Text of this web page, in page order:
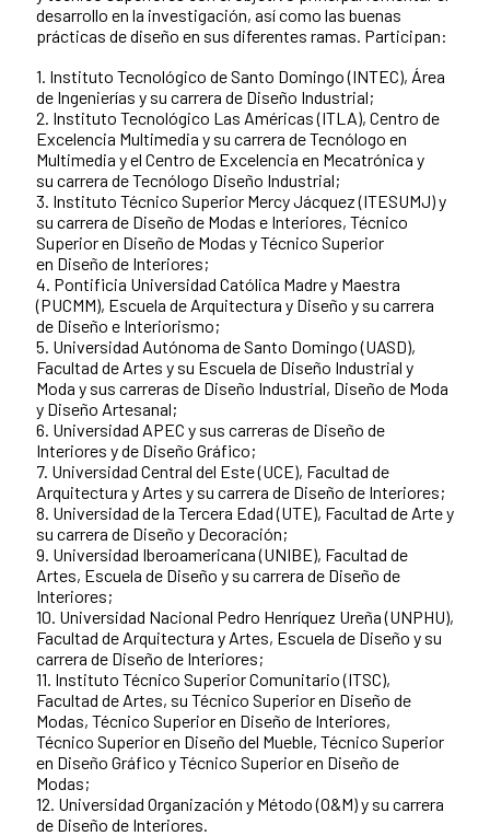
desarrollo en la investigación, así como las buenas
prácticas de diseño en sus diferentes ramas. Participan:
1. Instituto Tecnológico de Santo Domingo (INTEC), Área
de Ingenierías y su carrera de Diseño Industrial;
2. Instituto Tecnológico Las Américas (ITLA), Centro de
Excelencia Multimedia y su carrera de Tecnólogo en
Multimedia y el Centro de Excelencia en Mecatrónica y
su carrera de Tecnólogo Diseño Industrial;
3. Instituto Técnico Superior Mercy Jácquez (ITESUMJ) y
su carrera de Diseño de Modas e Interiores, Técnico
Superior en Diseño de Modas y Técnico Superior
en Diseño de Interiores;
4. Pontificia Universidad Católica Madre y Maestra
(PUCMM), Escuela de Arquitectura y Diseño y su carrera
de Diseño e Interiorismo;
5. Universidad Autónoma de Santo Domingo (UASD),
Facultad de Artes y su Escuela de Diseño Industrial y
Moda y sus carreras de Diseño Industrial, Diseño de Moda
y Diseño Artesanal;
6. Universidad APEC y sus carreras de Diseño de
Interiores y de Diseño Gráfico;
7. Universidad Central del Este (UCE), Facultad de
Arquitectura y Artes y su carrera de Diseño de Interiores;
8. Universidad de la Tercera Edad (UTE), Facultad de Arte y
su carrera de Diseño y Decoración;
9. Universidad Iberoamericana (UNIBE), Facultad de
Artes, Escuela de Diseño y su carrera de Diseño de
Interiores;
10. Universidad Nacional Pedro Henríquez Ureña (UNPHU),
Facultad de Arquitectura y Artes, Escuela de Diseño y su
carrera de Diseño de Interiores;
11. Instituto Técnico Superior Comunitario (ITSC),
Facultad de Artes, su Técnico Superior en Diseño de
Modas, Técnico Superior en Diseño de Interiores,
Técnico Superior en Diseño del Mueble, Técnico Superior
en Diseño Gráfico y Técnico Superior en Diseño de
Modas;
12. Universidad Organización y Método (O&M) y su carrera
de Diseño de Interiores.